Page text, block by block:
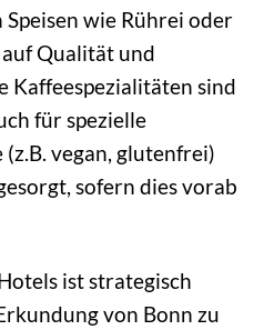
wie Rührei oder
Qualität und
Kaffeespezialitäten sind
für spezielle
vegan, glutenfrei)
sofern dies vorab
ist strategisch
von Bonn zu